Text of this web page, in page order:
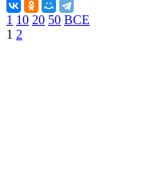
1 10 20 50 ВСЕ
1 2